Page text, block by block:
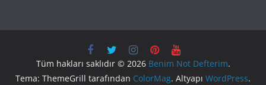
Tüm hakları saklıdır © 2026 Benim Not Defterim.
Tema: ThemeGrill tarafından ColorMag. Altyapı WordPress.